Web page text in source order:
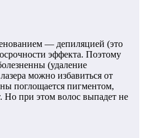
— депиляцией (это
эффекта. Поэтому
(удаление
можно избавиться от
поглощается пигментом,
Но при этом волос выпадет не